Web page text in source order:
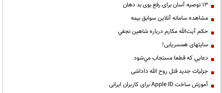
13 توصیه آسان برای رفع بوی بد دهان
مشاهده سامانه آنلاين سوابق بیمه
حكم آيت‌الله مكارم درباره شاهين نجفي
سایتهای همسریابی!
دعايي كه قطعا مستجاب مي‌شود
جزئیات جدید قتل روح الله داداشی
آموزش ساخت Apple ID برای کاربران ایرانی